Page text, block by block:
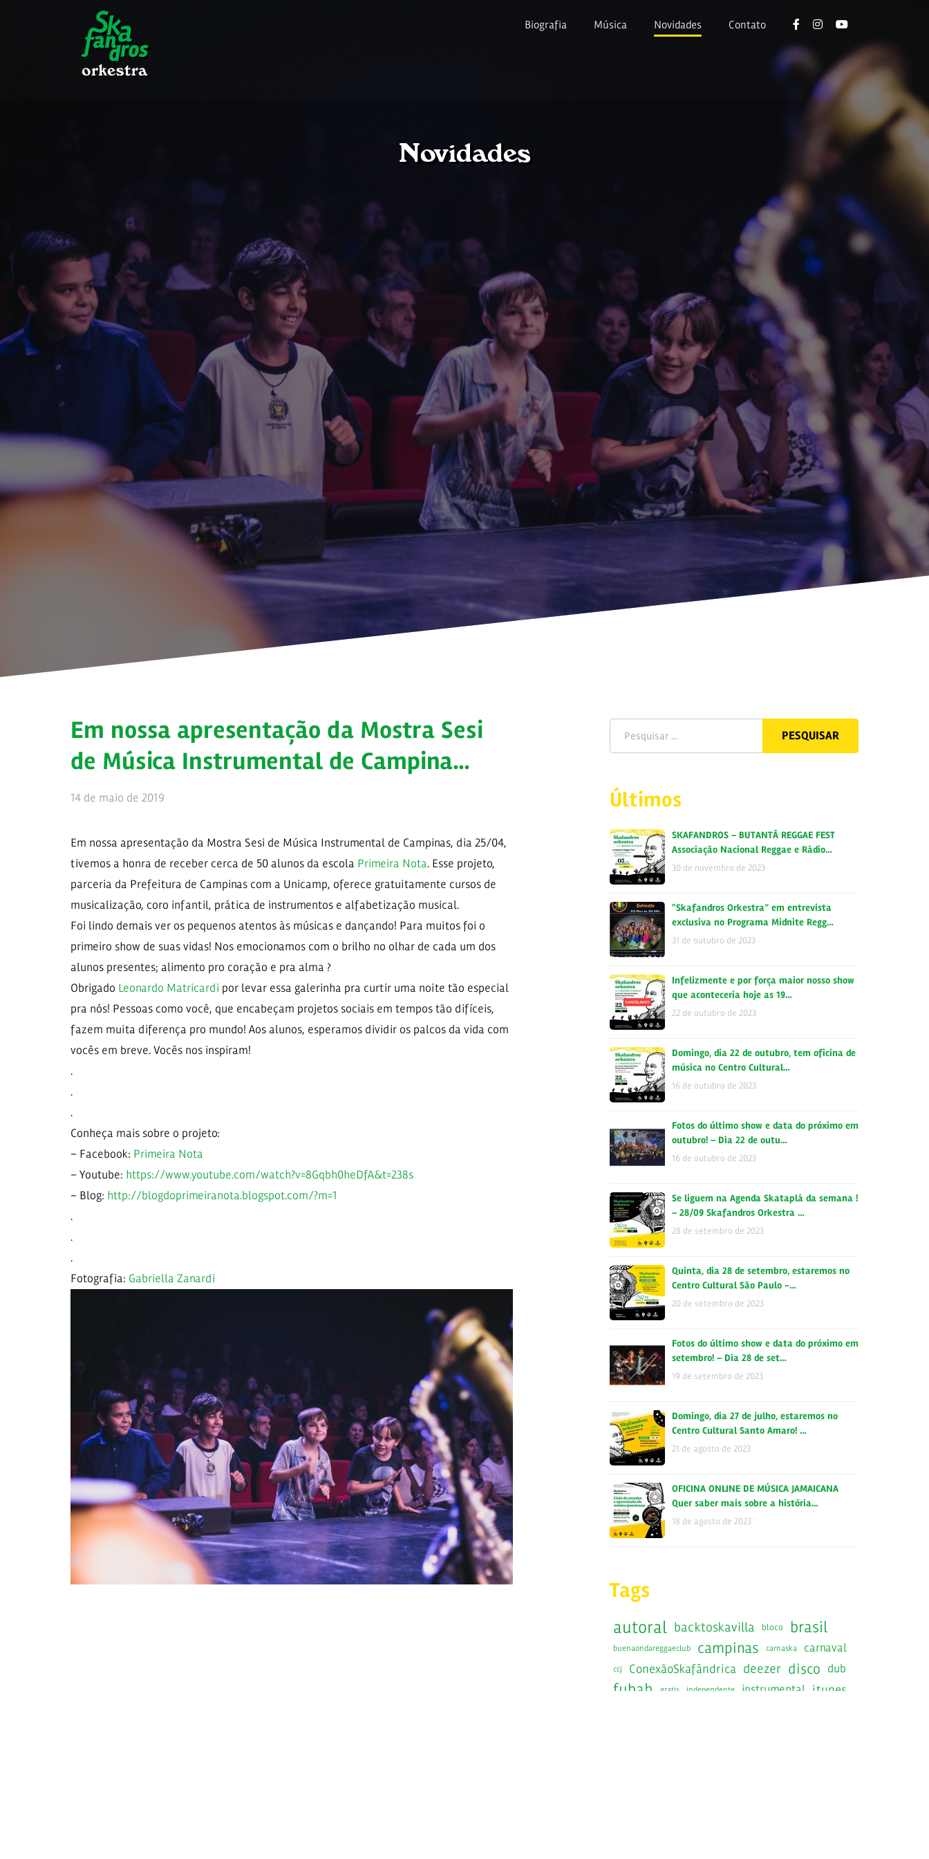
Biografia Música Novidades Contato
Novidades
Em nossa apresentação da Mostra Sesi
de Música Instrumental de Campina…
14 de maio de 2019
Em nossa apresentação da Mostra Sesi de Música Instrumental de Campinas, dia 25/04,
tivemos a honra de receber cerca de 50 alunos da escola Primeira Nota. Esse projeto,
parceria da Prefeitura de Campinas com a Unicamp, oferece gratuitamente cursos de
musicalização, coro infantil, prática de instrumentos e alfabetização musical.
Foi lindo demais ver os pequenos atentos às músicas e dançando! Para muitos foi o
primeiro show de suas vidas! Nos emocionamos com o brilho no olhar de cada um dos
alunos presentes; alimento pro coração e pra alma ?
Obrigado Leonardo Matricardi por levar essa galerinha pra curtir uma noite tão especial
pra nós! Pessoas como você, que encabeçam projetos sociais em tempos tão difíceis,
fazem muita diferença pro mundo! Aos alunos, esperamos dividir os palcos da vida com
vocês em breve. Vocês nos inspiram!
.
.
.
Conheça mais sobre o projeto:
– Facebook: Primeira Nota
– Youtube: https://www.youtube.com/watch?v=8Gqbh0heDfA&t=238s
– Blog: http://blogdoprimeiranota.blogspot.com/?m=1
.
.
.
Fotografia: Gabriella Zanardi
Últimos
SKAFANDROS – BUTANTÃ REGGAE FEST
Associação Nacional Reggae e Rádio…
30 de novembro de 2023
“Skafandros Orkestra” em entrevista
exclusiva no Programa Midnite Regg…
31 de outubro de 2023
Infelizmente e por força maior nosso show
que aconteceria hoje as 19…
22 de outubro de 2023
Domingo, dia 22 de outubro, tem oficina de
música no Centro Cultural…
16 de outubro de 2023
Fotos do último show e data do próximo em
outubro! – Dia 22 de outu…
16 de outubro de 2023
Se liguem na Agenda Skataplá da semana !
– 28/09 Skafandros Orkestra …
28 de setembro de 2023
Quinta, dia 28 de setembro, estaremos no
Centro Cultural São Paulo -…
20 de setembro de 2023
Fotos do último show e data do próximo em
setembro! – Dia 28 de set…
19 de setembro de 2023
Domingo, dia 27 de julho, estaremos no
Centro Cultural Santo Amaro! …
21 de agosto de 2023
OFICINA ONLINE DE MÚSICA JAMAICANA
Quer saber mais sobre a história…
18 de agosto de 2023
Tags
autoral backtoskavilla bloco brasil
buenaondareggaeclub campinas carnaska carnaval
ccj ConexãoSkafândrica deezer disco dub
fubah gratis independente instrumental itunes